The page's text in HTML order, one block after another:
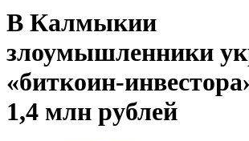
В Калмыкии
злоумышленники
«биткоин-
1,4 млн рублей